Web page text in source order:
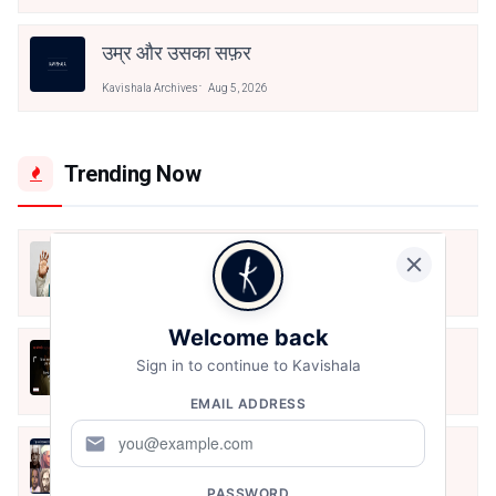
उम्र और उसका सफ़र
Kavishala Archives Aug 5, 2026
Trending Now
मैं शून्य पे सवार हूँ
अंतिम ऊँचाई - कुँवर नारायण | Stay Home
Stay Safe | TVF's Aspirants
10 Greatest Hindi Poets Of India
Welcome back
Sign in to continue to Kavishala
EMAIL ADDRESS
mail